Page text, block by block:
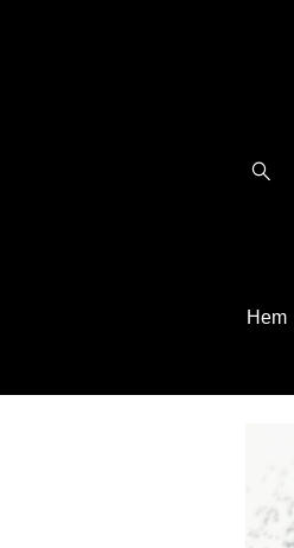
Hem